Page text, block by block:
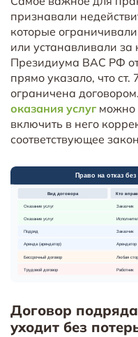
признавали
которые
или устанавливали
Президиума ВАС РФ
прямо указало, что
ограничена
оказания услугможно
включить в него
соответствующее
Договор
уходит без